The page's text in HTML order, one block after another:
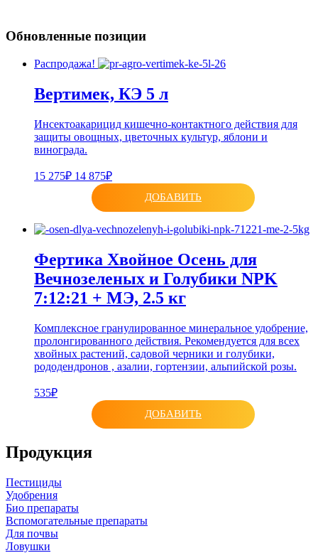
Обновленные позиции
Распродажа!
Вертимек, КЭ 5 л
Инсектоакарицид кишечно-контактного действия для
защиты овощных, цветочных культур, яблони и
винограда.
15 275₽ 14 875₽
ДОБАВИТЬ
Фертика Хвойное Осень для
Вечнозеленых и Голубики NPK
7:12:21 + МЭ, 2.5 кг
Комплексное гранулированное минеральное удобрение,
пролонгированного действия. Рекомендуется для всех
хвойных растений, садовой черники и голубики,
рододендронов , азалии, гортензии, альпийской розы.
535₽
ДОБАВИТЬ
Продукция
Пестициды
Удобрения
Био препараты
Вспомогательные препараты
Для почвы
Ловушки